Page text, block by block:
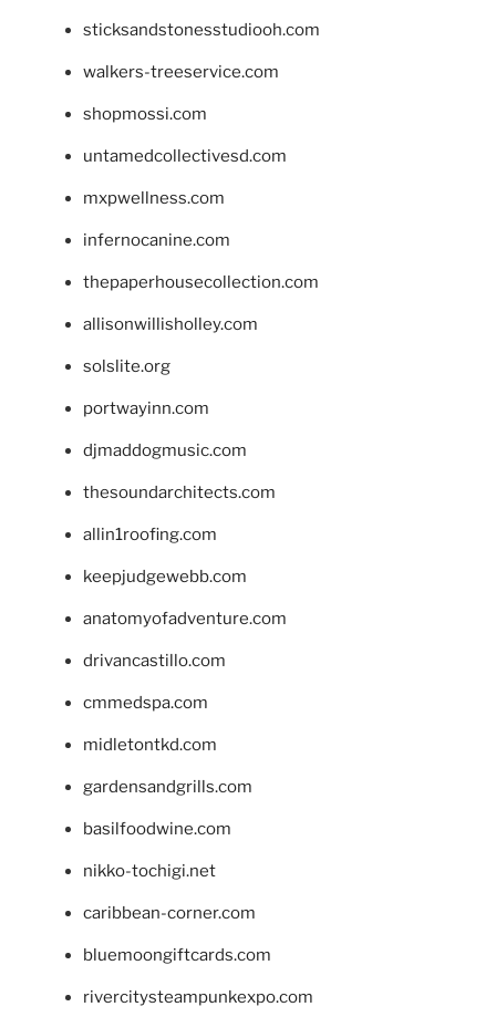
sticksandstonesstudiooh.com
walkers-treeservice.com
shopmossi.com
untamedcollectivesd.com
mxpwellness.com
infernocanine.com
thepaperhousecollection.com
allisonwillisholley.com
solslite.org
portwayinn.com
djmaddogmusic.com
thesoundarchitects.com
allin1roofing.com
keepjudgewebb.com
anatomyofadventure.com
drivancastillo.com
cmmedspa.com
midletontkd.com
gardensandgrills.com
basilfoodwine.com
nikko-tochigi.net
caribbean-corner.com
bluemoongiftcards.com
rivercitysteampunkexpo.com